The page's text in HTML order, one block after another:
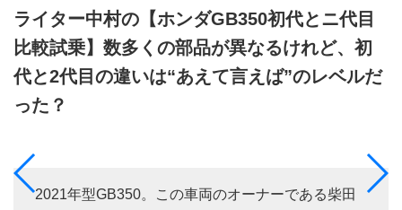
ライター中村の【ホンダGB350初代とニ代目
比較試乗】数多くの部品が異なるけれど、初
代と2代目の違いは“あえて言えば”のレベルだ
った？
2021年型GB350。この車両のオーナーである柴田